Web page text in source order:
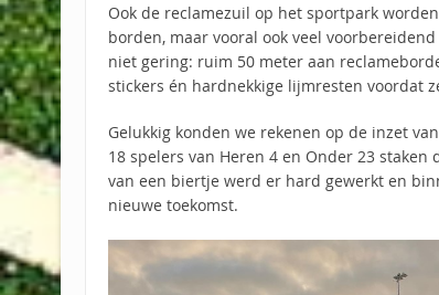
Ook de reclamezuil op het sportpark
borden, maar vooral ook veel
niet gering: ruim 50 meter aan
stickers én hardnekkige lijmresten voordat
Gelukkig konden we rekenen op de inzet
18 spelers van Heren 4 en Onder 23
van een biertje werd er hard gewerkt en
nieuwe toekomst.